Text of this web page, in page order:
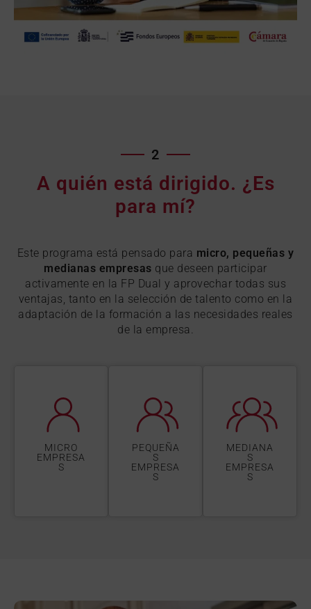
2
A quién está dirigido. ¿Es
para mí?
Este programa está pensado para micro, pequeñas y
medianas empresas que deseen participar
activamente en la FP Dual y aprovechar todas sus
ventajas, tanto en la selección de talento como en la
adaptación de la formación a las necesidades reales
de la empresa.
MICRO
EMPRESA
S
PEQUEÑA
S
EMPRESA
S
MEDIANA
S
EMPRESA
S